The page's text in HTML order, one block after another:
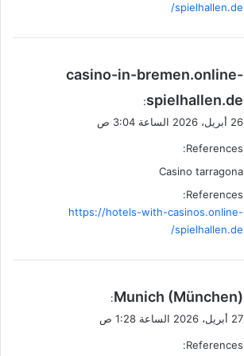
spielhallen.de/
ي
و
ل
casino-in-bremen.online-
spielhallen.de
:
26 أبريل، 2026 الساعة 3:04 ص
References:
Casino tarragona
References:
https://hotels-with-casinos.online-
spielhallen.de/
ي
ق
ل
Munich (München)
:
27 أبريل، 2026 الساعة 1:28 ص
References: